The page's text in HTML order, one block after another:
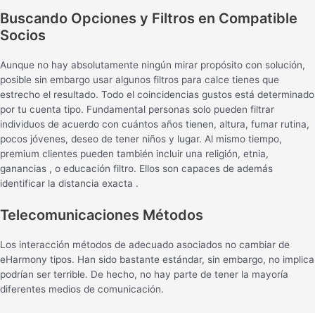
Buscando Opciones y Filtros en Compatible
Socios
Aunque no hay absolutamente ningún mirar propósito con solución,
posible sin embargo usar algunos filtros para calce tienes que
estrecho el resultado. Todo el coincidencias gustos está determinado
por tu cuenta tipo. Fundamental personas solo pueden filtrar
individuos de acuerdo con cuántos años tienen, altura, fumar rutina,
pocos jóvenes, deseo de tener niños y lugar. Al mismo tiempo,
premium clientes pueden también incluir una religión, etnia,
ganancias , o educación filtro. Ellos son capaces de además
identificar la distancia exacta .
Telecomunicaciones Métodos
Los interacción métodos de adecuado asociados no cambiar de
eHarmony tipos. Han sido bastante estándar, sin embargo, no implica
podrían ser terrible. De hecho, no hay parte de tener la mayoría
diferentes medios de comunicación.